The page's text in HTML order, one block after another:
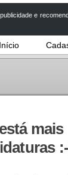
Início
mais
e